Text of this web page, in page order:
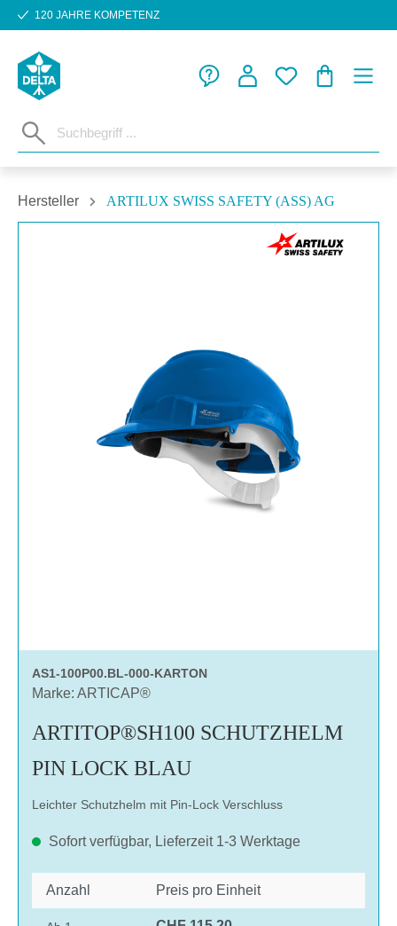
Zum Hauptinhalt springen
120 JAHRE KOMPETENZ
Hersteller
ARTILUX SWISS SAFETY (ASS) AG
AS1-100P00.BL-000-KARTON
Marke: ARTICAP®
ARTITOP®SH100 SCHUTZHELM
PIN LOCK BLAU
Leichter Schutzhelm mit Pin-Lock Verschluss
Sofort verfügbar, Lieferzeit 1-3 Werktage
Anzahl Preis pro Einheit